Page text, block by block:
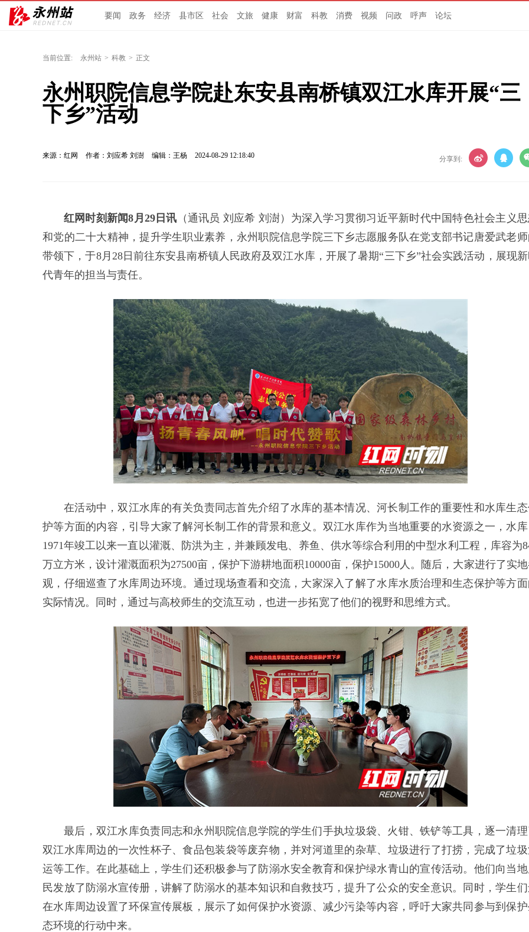
要闻 政务 经济 县市区 社会 文旅 健康 财富 科教 消费 视频 问政 呼声 论坛
当前位置: 永州站 > 科教 > 正文
永州职院信息学院赴东安县南桥镇双江水库开展“三
下乡”活动
来源：红网 作者：刘应希 刘澍 编辑：王杨 2024-08-29 12:18:40 分享到:
红网时刻新闻8月29日讯 （通讯员 刘应希 刘澍）为深入学习贯彻习近平新时代中国特色社会主义
和党的二十大精神，提升学生职业素养，永州职院信息学院三下乡志愿服务队在党支部书记唐爱武老
带领下，于8月28日前往东安县南桥镇人民政府及双江水库，开展了暑期“三下乡”社会实践活动，展现
代青年的担当与责任。
在活动中，双江水库的有关负责同志首先介绍了水库的基本情况、河长制工作的重要性和水库生
护等方面的内容，引导大家了解河长制工作的背景和意义。双江水库作为当地重要的水资源之一，水
1971年竣工以来一直以灌溉、防洪为主，并兼顾发电、养鱼、供水等综合利用的中型水利工程，库容为
万立方米，设计灌溉面积为27500亩，保护下游耕地面积10000亩，保护15000人。随后，大家进行了实
观，仔细巡查了水库周边环境。通过现场查看和交流，大家深入了解了水库水质治理和生态保护等方
实际情况。同时，通过与高校师生的交流互动，也进一步拓宽了他们的视野和思维方式。
最后，双江水库负责同志和永州职院信息学院的学生们手执垃圾袋、火钳、铁铲等工具，逐一清
双江水库周边的一次性杯子、食品包装袋等废弃物，并对河道里的杂草、垃圾进行了打捞，完成了垃
运等工作。在此基础上，学生们还积极参与了防溺水安全教育和保护绿水青山的宣传活动。他们向当
民发放了防溺水宣传册，讲解了防溺水的基本知识和自救技巧，提升了公众的安全意识。同时，学生
在水库周边设置了环保宣传展板，展示了如何保护水资源、减少污染等内容，呼吁大家共同参与到保
态环境的行动中来。